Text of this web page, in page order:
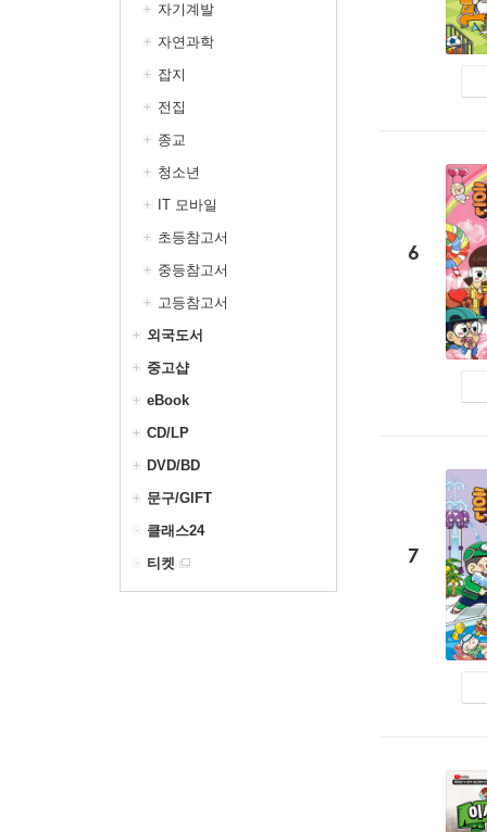
자기계발
자연과학
잡지
전집
종교
청소년
IT 모바일
초등참고서
중등참고서
고등참고서
외국도서
중고샵
eBook
CD/LP
DVD/BD
문구/GIFT
클래스24
티켓
6
7